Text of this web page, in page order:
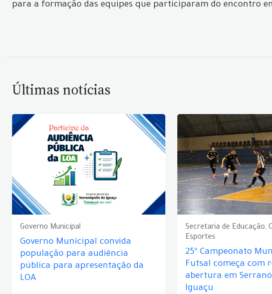
para a formação das equipes que participaram do encontro
Últimas notícias
Governo Municipal
Governo Municipal convida
população para audiência
pública para apresentação da
LOA
Secretaria de Educação,
Esportes
25º Campeonato
Futsal começa com
abertura em
Iguaçu